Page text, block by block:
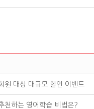
원 대상 대규모 할인 이벤트
천하는 영어학습 비법은?